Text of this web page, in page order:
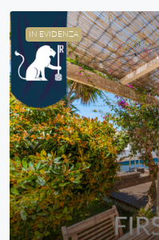
IN EVIDENZA